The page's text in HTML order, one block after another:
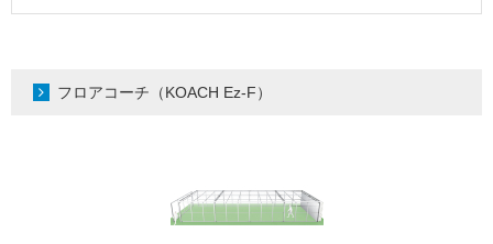
フロアコーチ（KOACH Ez-F）